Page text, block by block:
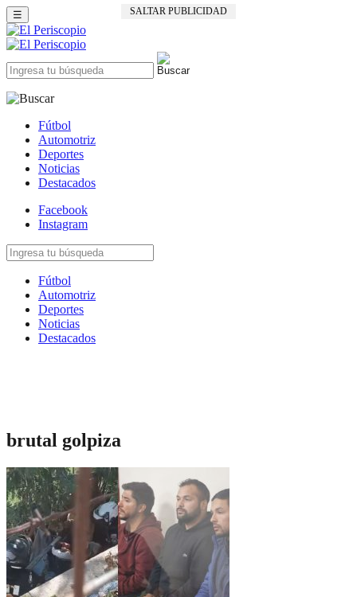
SALTAR PUBLICIDAD
☰
Fútbol
Automotriz
Deportes
Noticias
Destacados
Facebook
Instagram
Fútbol
Automotriz
Deportes
Noticias
Destacados
brutal golpiza